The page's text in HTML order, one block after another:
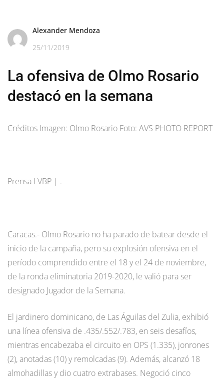
Alexander Mendoza
25/11/2019
La ofensiva de Olmo Rosario
destacó en la semana
Créditos Imagen: Olmo Rosario Foto: AVS PHOTO REPORT
Prensa LVBP | .
Caracas.- Olmo Rosario no ha parado de batear desde el
inicio de la campaña, pero su explosión ofensiva en el
período comprendido entre el 18 y el 24 de noviembre,
de la ronda eliminatoria 2019-2020, le valió para ser
designado Jugador de la Semana.
El jardinero dominicano, de Las Águilas del Zulia, exhibió
una línea ofensiva de .435/.552/.783, en seis desafíos,
mientras encabezaba el circuito en OPS (1.335), jonrones
(2), anotadas (10) y remolcadas (9). Además, alcanzó 18
almohadillas y dio cuatro extrabases. Negoció cinco